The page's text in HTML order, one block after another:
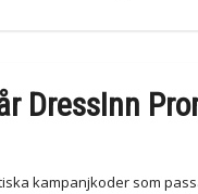
DressInn
kampanjkoder som